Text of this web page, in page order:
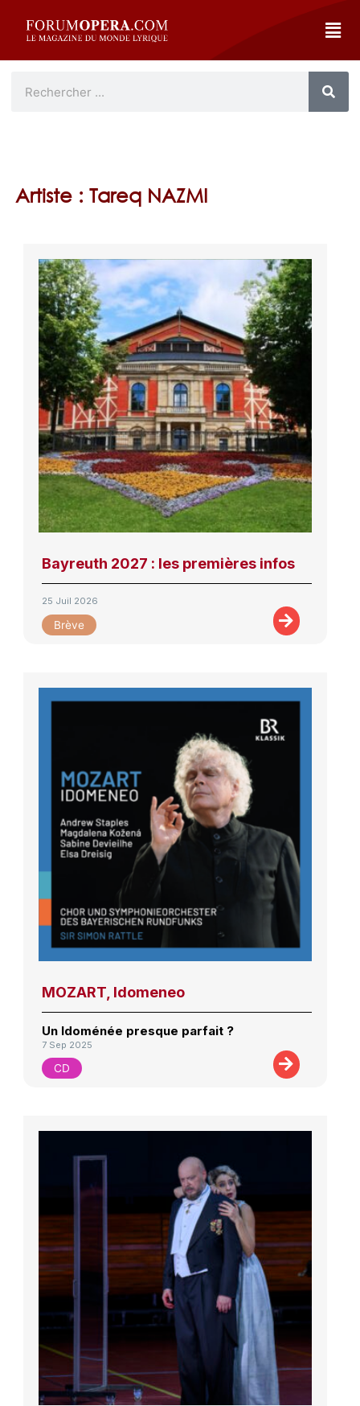
Artiste : Tareq NAZMI
Bayreuth 2027 : les premières infos
25 Juil 2026
Brève
MOZART, Idomeneo
Un Idoménée presque parfait ?
7 Sep 2025
CD